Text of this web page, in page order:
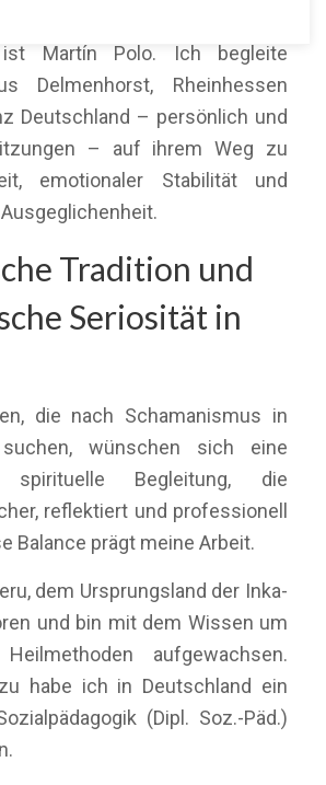
Martín Polo. Ich begleite
Delmenhorst, Rheinhessen
Deutschland – persönlich und
– auf ihrem Weg zu
emotionaler Stabilität und
Tradition und
Seriosität in
die nach Schamanismus in
suchen, wünschen sich eine
spirituelle Begleitung, die
reflektiert und professionell
Balance prägt meine Arbeit.
dem Ursprungsland der Inka-
und bin mit dem Wissen um
aufgewachsen.
habe ich in Deutschland ein
(Dipl. Soz.-Päd.)